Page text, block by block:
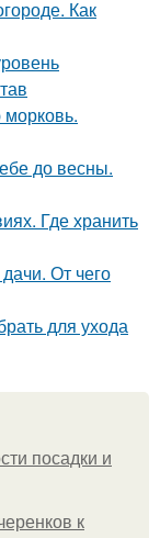
Как
до весны.
Где хранить
От чего
для ухода
посадки и
к